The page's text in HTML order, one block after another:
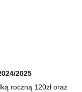
2025
roczną 120zł oraz